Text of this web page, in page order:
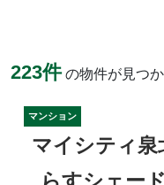
223件 の物件が見つか
マンション
マイシティ